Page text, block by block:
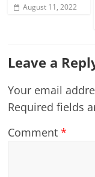
August 11, 2022
Leave a
Your email
Required fields
Comment*